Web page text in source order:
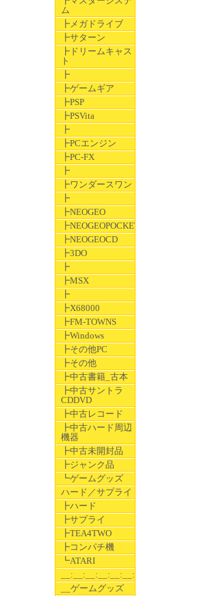
ム
┣メガドライブ
┣サターン
┣ドリームキャス
ト
┣
┣ゲームギア
┣PSP
┣PSVita
┣
┣PCエンジン
┣PC-FX
┣
┣ワンダースワン
┣
┣NEOGEO
┣NEOGEOPOCKET
┣NEOGEOCD
┣3DO
┣
┣MSX
┣
┣X68000
┣FM-TOWNS
┣Windows
┣その他PC
┣その他
┣中古書籍_古本
┣中古サントラ
CDDVD
┣中古レコード
┣中古ハード周辺
機器
┣中古未開封品
┣ジャンク品
┗ゲームグッズ
ハード／サプライ
┣ハード
┣サプライ
┣TEA4TWO
┣コンパチ機
┗ATARI
__:__:__:__:__:__:__
__ゲームグッズ